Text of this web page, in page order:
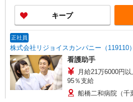
キープ
正社員
株式会社リジョイスカンパニー（119110）
看護助手
月給21万6000円
95％支給
船橋二和病院（千